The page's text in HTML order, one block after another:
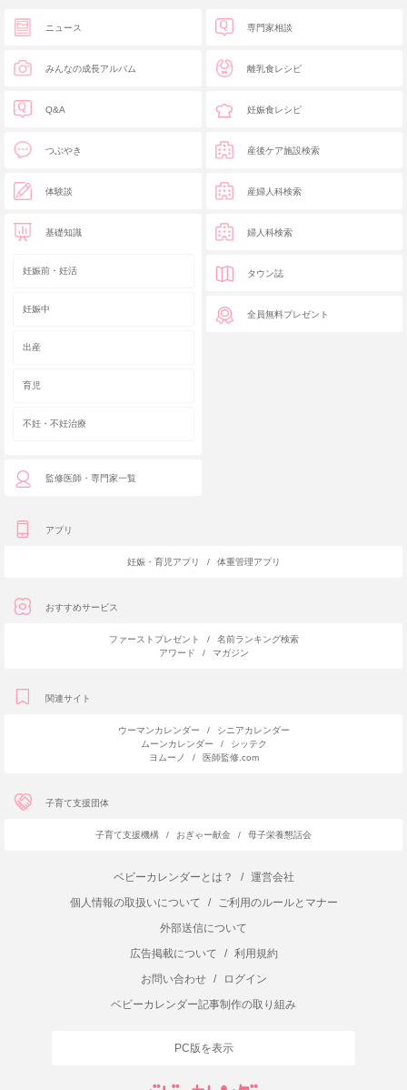
ニュース
みんなの成長アルバム
Q&A
つぶやき
体験談
基礎知識
妊娠前・妊活
妊娠中
出産
育児
不妊・不妊治療
監修医師・専門家一覧
専門家相談
離乳食レシピ
妊娠食レシピ
産後ケア施設検索
産婦人科検索
婦人科検索
タウン誌
全員無料プレゼント
アプリ
妊娠・育児アプリ / 体重管理アプリ
おすすめサービス
ファーストプレゼント /
名前ランキング検索
アワード
/ マガジン
関連サイト
ウーマンカレンダー /
シニアカレンダー
ムーンカレンダー
/
シッテク
ヨムーノ
/ 医師監修.com
子育て支援団体
子育て支援機構 / おぎゃー献金 / 母子栄養懇話会
ベビーカレンダーとは？ /
運営会社
個人情報の取扱いについて
/
ご利用のルールとマナー
外部送信について
広告掲載について
/
利用規約
お問い合わせ
/
ログイン
ベビーカレンダー記事制作の取り組み
PC版を表示